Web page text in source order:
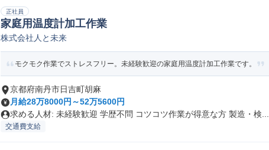
正社員
家庭用温度計加工作業
株式会社人と未来
モクモク作業でストレスフリー。未経験歓迎の家庭用温度計加工作業です。
京都府南丹市日吉町胡麻
月給28万8000円～52万5600円
求める人材: 未経験歓迎 学歴不問 コツコツ作業が得意な方 製造・検...
交通費支給